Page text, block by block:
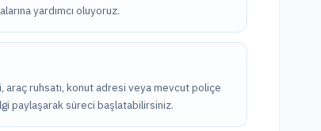
yardımcı oluyoruz.
araç ruhsatı, konut adresi veya mevcut poliçe
paylaşarak süreci başlatabilirsiniz.